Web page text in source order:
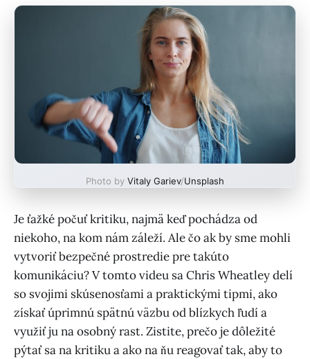
Photo by Vitaly Gariev/Unsplash
Je ťažké počuť kritiku, najmä keď pochádza od
niekoho, na kom nám záleží. Ale čo ak by sme mohli
vytvoriť bezpečné prostredie pre takúto
komunikáciu? V tomto videu sa Chris Wheatley delí
so svojimi skúsenosťami a praktickými tipmi, ako
získať úprimnú spätnú väzbu od blízkych ľudí a
využiť ju na osobný rast. Zistite, prečo je dôležité
pýtať sa na kritiku a ako na ňu reagovať tak, aby to